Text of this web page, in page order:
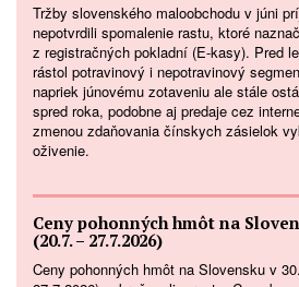
Tržby slovenského maloobchodu v júni
nepotvrdili spomalenie rastu, ktoré
z registračných pokladní (E-kasy). Pred
rástol potravinový i nepotravinový
napriek júnovému zotaveniu ale stále
spred roka, podobne aj predaje cez
zmenou zdaňovania čínskych zásielok
oživenie.
Ceny pohonných hmôt na
(20.7. – 27.7.2026)
Ceny pohonných hmôt na Slovensku v